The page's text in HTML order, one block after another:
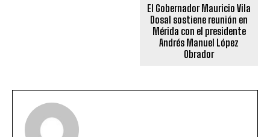
El Gobernador Mauricio Vila
Dosal sostiene reunión en
Mérida con el presidente
Andrés Manuel López
Obrador